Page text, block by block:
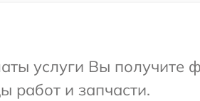
услуги Вы получите
работ и запчасти.